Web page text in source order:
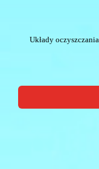
Układy